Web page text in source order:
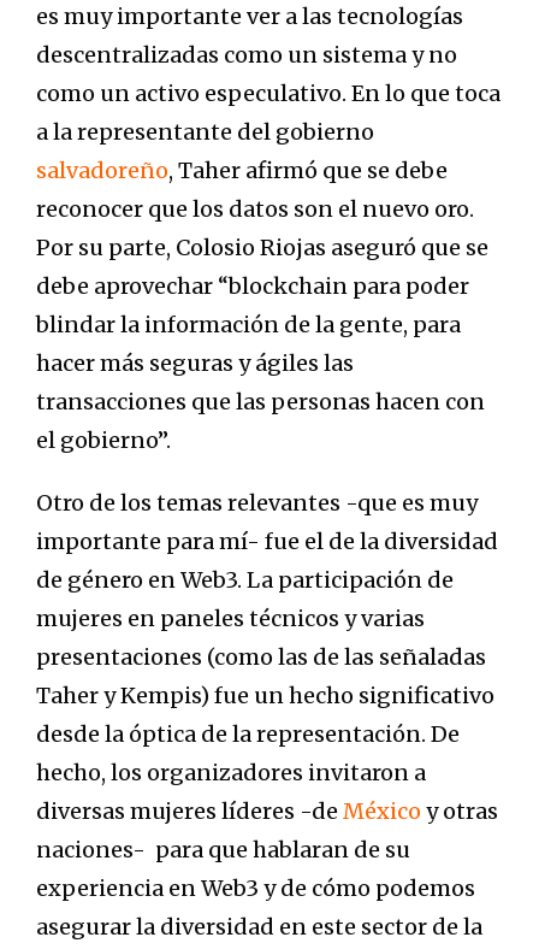
es muy importante ver a las tecnologías
descentralizadas como un sistema y no
como un activo especulativo. En lo que toca
a la representante del gobierno
salvadoreño, Taher afirmó que se debe
reconocer que los datos son el nuevo oro.
Por su parte, Colosio Riojas aseguró que se
debe aprovechar “blockchain para poder
blindar la información de la gente, para
hacer más seguras y ágiles las
transacciones que las personas hacen con
el gobierno”.
Otro de los temas relevantes -que es muy
importante para mí- fue el de la diversidad
de género en Web3. La participación de
mujeres en paneles técnicos y varias
presentaciones (como las de las señaladas
Taher y Kempis) fue un hecho significativo
desde la óptica de la representación. De
hecho, los organizadores invitaron a
diversas mujeres líderes -de México y otras
naciones- para que hablaran de su
experiencia en Web3 y de cómo podemos
asegurar la diversidad en este sector de la